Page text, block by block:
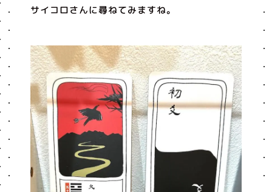
サイコロさんに尋ねてみますね。